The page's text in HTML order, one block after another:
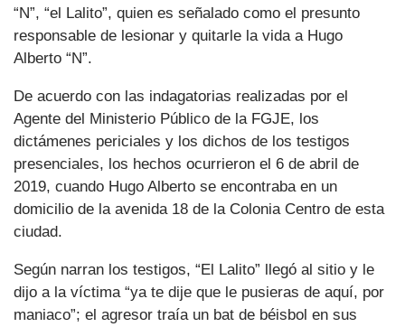
“N”, “el Lalito”, quien es señalado como el presunto
responsable de lesionar y quitarle la vida a Hugo
Alberto “N”.
De acuerdo con las indagatorias realizadas por el
Agente del Ministerio Público de la FGJE, los
dictámenes periciales y los dichos de los testigos
presenciales, los hechos ocurrieron el 6 de abril de
2019, cuando Hugo Alberto se encontraba en un
domicilio de la avenida 18 de la Colonia Centro de esta
ciudad.
Según narran los testigos, “El Lalito” llegó al sitio y le
dijo a la víctima “ya te dije que le pusieras de aquí, por
maniaco”; el agresor traía un bat de béisbol en sus